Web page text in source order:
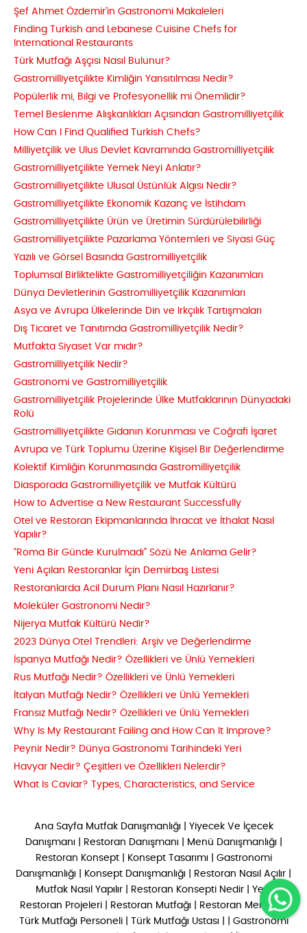
Şef Ahmet Özdemir’in Gastronomi Makaleleri
Finding Turkish and Lebanese Cuisine Chefs for
International Restaurants
Türk Mutfağı Aşçısı Nasıl Bulunur?
Gastromilliyetçilikte Kimliğin Yansıtılması Nedir?
Popülerlik mi, Bilgi ve Profesyonellik mi Önemlidir?
Temel Beslenme Alışkanlıkları Açısından Gastromilliyetçilik
How Can I Find Qualified Turkish Chefs?
Milliyetçilik ve Ulus Devlet Kavramında Gastromilliyetçilik
Gastromilliyetçilikte Yemek Neyi Anlatır?
Gastromilliyetçilikte Ulusal Üstünlük Algısı Nedir?
Gastromilliyetçilikte Ekonomik Kazanç ve İstihdam
Gastromilliyetçilikte Ürün ve Üretimin Sürdürülebilirliği
Gastromilliyetçilikte Pazarlama Yöntemleri ve Siyasi Güç
Yazılı ve Görsel Basında Gastromilliyetçilik
Toplumsal Birliktelikte Gastromilliyetçiliğin Kazanımları
Dünya Devletlerinin Gastromilliyetçilik Kazanımları
Asya ve Avrupa Ülkelerinde Din ve Irkçılık Tartışmaları
Dış Ticaret ve Tanıtımda Gastromilliyetçilik Nedir?
Mutfakta Siyaset Var mıdır?
Gastromilliyetçilik Nedir?
Gastronomi ve Gastromilliyetçilik
Gastromilliyetçilik Projelerinde Ülke Mutfaklarının Dünyadaki
Rolü
Gastromilliyetçilikte Gıdanın Korunması ve Coğrafi İşaret
Avrupa ve Türk Toplumu Üzerine Kişisel Bir Değerlendirme
Kolektif Kimliğin Korunmasında Gastromilliyetçilik
Diasporada Gastromilliyetçilik ve Mutfak Kültürü
How to Advertise a New Restaurant Successfully
Otel ve Restoran Ekipmanlarında İhracat ve İthalat Nasıl
Yapılır?
“Roma Bir Günde Kurulmadı” Sözü Ne Anlama Gelir?
Yeni Açılan Restoranlar İçin Demirbaş Listesi
Restoranlarda Acil Durum Planı Nasıl Hazırlanır?
Moleküler Gastronomi Nedir?
Nijerya Mutfak Kültürü Nedir?
2023 Dünya Otel Trendleri: Arşiv ve Değerlendirme
İspanya Mutfağı Nedir? Özellikleri ve Ünlü Yemekleri
Rus Mutfağı Nedir? Özellikleri ve Ünlü Yemekleri
İtalyan Mutfağı Nedir? Özellikleri ve Ünlü Yemekleri
Fransız Mutfağı Nedir? Özellikleri ve Ünlü Yemekleri
Why Is My Restaurant Failing and How Can It Improve?
Peynir Nedir? Dünya Gastronomi Tarihindeki Yeri
Havyar Nedir? Çeşitleri ve Özellikleri Nelerdir?
What Is Caviar? Types, Characteristics, and Service
Ana Sayfa Mutfak Danışmanlığı
Yiyecek Ve İçecek
Danışmanı
Restoran Danışmanı Menü Danışmanlığı
Restoran Konsept| Konsept Tasarımı
Gastronomi
Danışmanlığı
Konsept Danışmanlığı Restoran Nasıl Açılır
Mutfak Nasıl Yapılır| Restoran Konsepti Nedir| Yeni
Restoran Projeleri| Restoran Mutfağı Restoran Menüsü|
Türk Mutfağı Personeli| Türk Mutfağı Ustası
Gastronomi